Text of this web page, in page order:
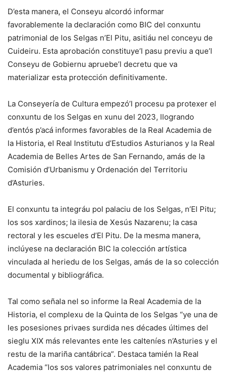
D’esta manera, el Conseyu alcordó informar
favorablemente la declaración como BIC del conxuntu
patrimonial de los Selgas n’El Pitu, asitiáu nel conceyu de
Cuideiru. Esta aprobación constituye’l pasu previu a que’l
Conseyu de Gobiernu apruebe’l decretu que va
materializar esta protección definitivamente.
La Conseyería de Cultura empezó’l procesu pa protexer el
conxuntu de los Selgas en xunu del 2023, llogrando
d’entós p’acá informes favorables de la Real Academia de
la Historia, el Real Institutu d’Estudios Asturianos y la Real
Academia de Belles Artes de San Fernando, amás de la
Comisión d’Urbanismu y Ordenación del Territoriu
d’Asturies.
El conxuntu ta integráu pol palaciu de los Selgas, n’El Pitu;
los sos xardinos; la ilesia de Xesús Nazarenu; la casa
rectoral y les escueles d’El Pitu. De la mesma manera,
inclúyese na declaración BIC la colección artística
vinculada al heriedu de los Selgas, amás de la so colección
documental y bibliográfica.
Tal como señala nel so informe la Real Academia de la
Historia, el complexu de la Quinta de los Selgas “ye una de
les posesiones privaes surdida nes décades últimes del
sieglu XIX más relevantes ente les calteníes n’Asturies y el
restu de la mariña cantábrica”. Destaca tamién la Real
Academia “los sos valores patrimoniales nel conxuntu de